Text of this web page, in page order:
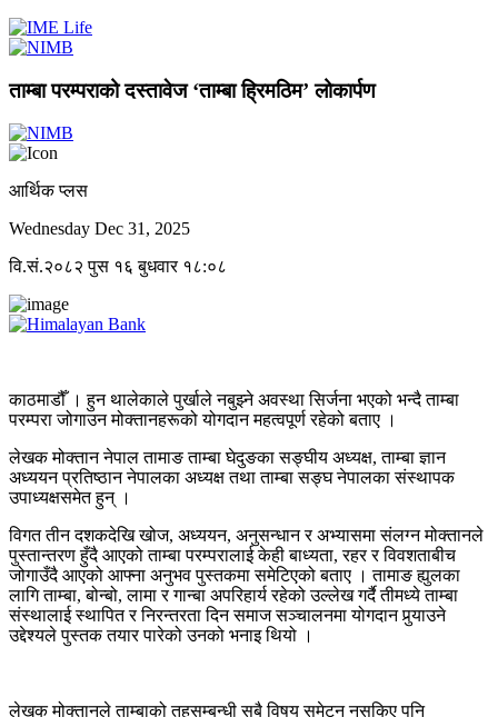
ताम्बा परम्पराको दस्तावेज ‘ताम्बा ह्रिमठिम’ लोकार्पण
आर्थिक प्लस
Wednesday Dec 31, 2025
वि.सं.२०८२ पुस १६ बुधवार १८:०८
काठमाडौँ । हुन थालेकाले पुर्खाले नबुझ्ने अवस्था सिर्जना भएको भन्दै ताम्बा
परम्परा जोगाउन मोक्तानहरूको योगदान महत्वपूर्ण रहेको बताए ।
लेखक मोक्तान नेपाल तामाङ ताम्बा घेदुङका सङ्घीय अध्यक्ष, ताम्बा ज्ञान
अध्ययन प्रतिष्ठान नेपालका अध्यक्ष तथा ताम्बा सङ्घ नेपालका संस्थापक
उपाध्यक्षसमेत हुन् ।
विगत तीन दशकदेखि खोज, अध्ययन, अनुसन्धान र अभ्यासमा संलग्न मोक्तानले
पुस्तान्तरण हुँदै आएको ताम्बा परम्परालाई केही बाध्यता, रहर र विवशताबीच
जोगाउँदै आएको आफ्ना अनुभव पुस्तकमा समेटिएको बताए । तामाङ ह्युलका
लागि ताम्बा, बोन्बो, लामा र गान्बा अपरिहार्य रहेको उल्लेख गर्दै तीमध्ये ताम्बा
संस्थालाई स्थापित र निरन्तरता दिन समाज सञ्चालनमा योगदान पुर्‍याउने
उद्देश्यले पुस्तक तयार पारेको उनको भनाइ थियो ।
लेखक मोक्तानले ताम्बाको तहसम्बन्धी सबै विषय समेट्न नसकिए पनि